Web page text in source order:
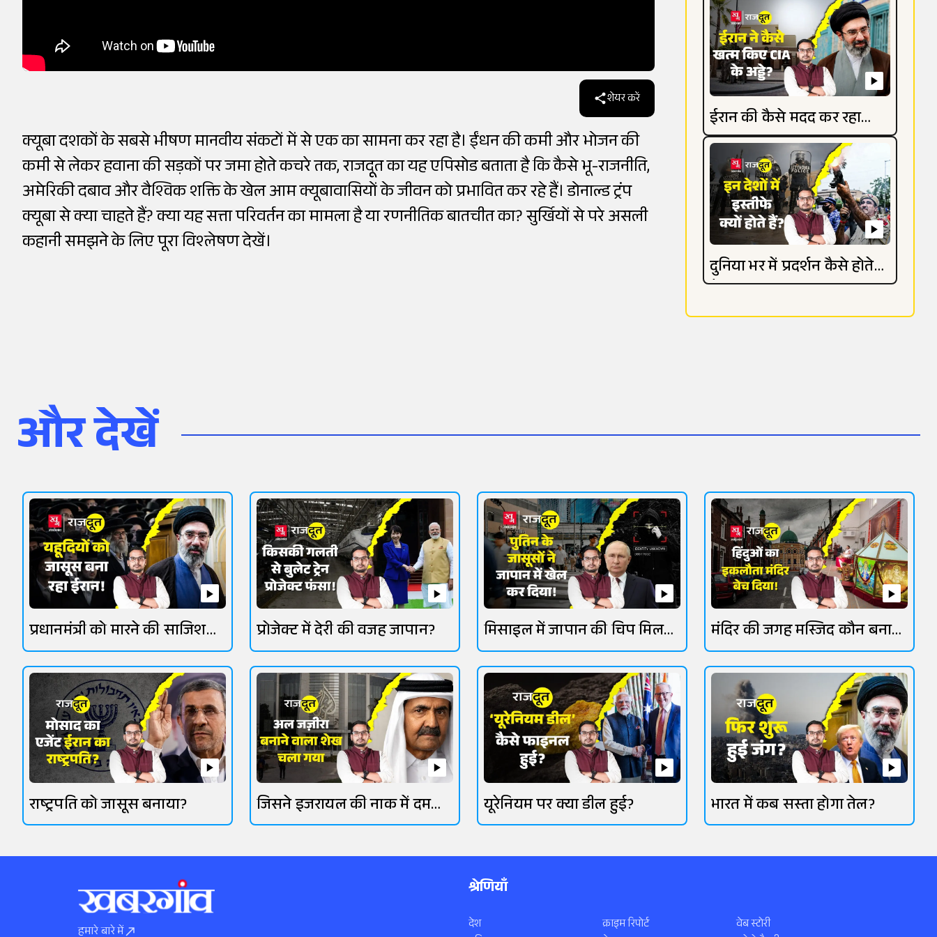
शेयर करें
क्यूबा दशकों के सबसे भीषण मानवीय संकटों में से एक का सामना कर रहा है। ईंधन की कमी और भोजन की
कमी से लेकर हवाना की सड़कों पर जमा होते कचरे तक, राजदूूत का यह एपिसोड बताता है कि कैसे भू-राजनीति,
अमेरिकी दबाव और वैश्विक शक्ति के खेल आम क्यूबावासियों के जीवन को प्रभावित कर रहे हैं। डोनाल्ड ट्रंप
क्यूबा से क्या चाहते हैं? क्या यह सत्ता परिवर्तन का मामला है या रणनीतिक बातचीत का? सुर्खियों से परे असली
कहानी समझने के लिए पूरा विश्लेषण देखें।
ईरान की कैसे मदद कर रहा
रूस?
दुनिया भर में प्रदर्शन कैसे होते
हैं?
और देखें
प्रधानमंत्री को मारने की साजिश
पकड़ी गई?
प्रोजेक्ट में देरी की वजह जापान?
मिसाइल में जापान की चिप मिल
गई
मंदिर की जगह मस्जिद कौन बना
रहा?
राष्ट्रपति को जासूस बनाया?
जिसने इजरायल की नाक में दम
किया
यूरेनियम पर क्या डील हुई? भारत में कब सस्ता होगा तेल?
हमारे बारे में
श्रेणियाँ
देश
क्राइम रिपोर्ट
वेब स्टोरी